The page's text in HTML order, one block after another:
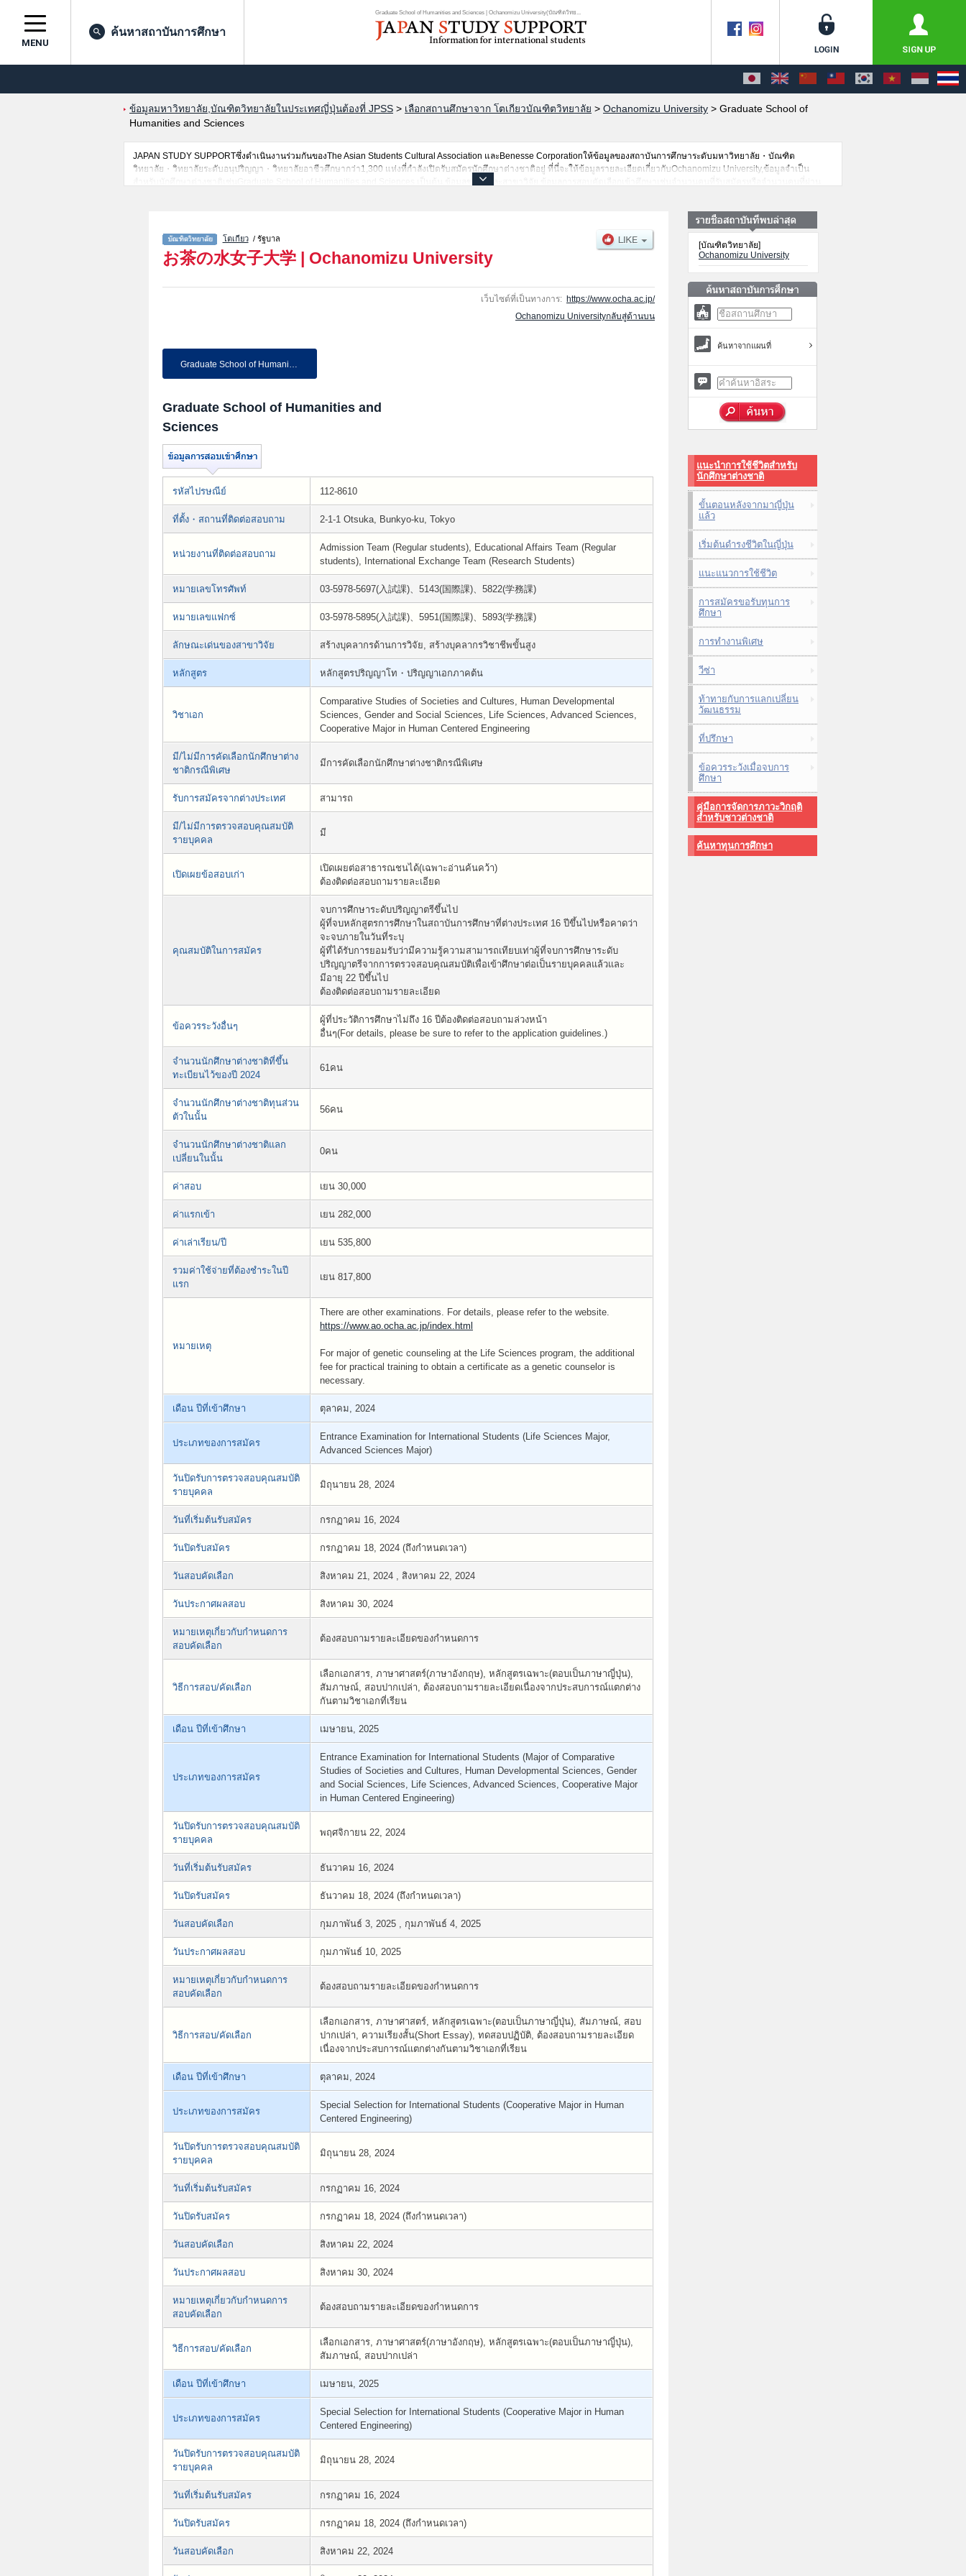
Graduate School of Humanities and Sciences | Ochanomizu University(บัณฑิตวิทย...
MENU
ค้นหาสถาบันการศึกษา
ข้อมูลมหาวิทยาลัย,บัณฑิตวิทยาลัยในประเทศญี่ปุ่นต้องที่ JPSS > เลือกสถานศึกษาจาก โตเกียวบัณฑิตวิทยาลัย > Ochanomizu University > Graduate School of
Humanities and Sciences
JAPAN STUDY SUPPORTซึ่งดำเนินงานร่วมกันของThe Asian Students Cultural Association และBenesse Corporationให้ข้อมูลของสถาบันการศึกษาระดับมหาวิทยาลัย・บัณฑิต
วิทยาลัย・วิทยาลัยระดับอนุปริญญา・วิทยาลัยอาชีวศึกษากว่า1,300 แห่งที่กำลังเปิดรับสมัครนักศึกษาต่างชาติอยู่ ที่นี่จะให้ข้อมูลรายละเอียดเกี่ยวกับOchanomizu University,ข้อมูลจำเป็น
สำหรับนักศึกษาต่างชาติเช่นGraduate School of Humanities and Sciences เป็นต้น,ข้อมูลของแต่ละสาขาวิจัย,ข้อมูลการสอบคัดเลือกเข้าศึกษาเช่นจำนวนคนที่รับสมัครหรือจำนวนคนที่ผ่าน
โตเกียว/ รัฐบาล
お茶の水女子大学 | Ochanomizu University
เว็บไซต์ที่เป็นทางการ: https://www.ocha.ac.jp/
Ochanomizu Universityกลับสู่ด้านบน
Graduate School of Humanities...
Graduate School of Humanities and
Sciences
รหัสไปรษณีย์ 112-8610
ที่ตั้ง・สถานที่ติดต่อสอบถาม 2-1-1 Otsuka, Bunkyo-ku, Tokyo
หน่วยงานที่ติดต่อสอบถาม
Admission Team (Regular students), Educational Affairs Team (Regular
students), International Exchange Team (Research Students)
หมายเลขโทรศัพท์ 03-5978-5697(入試課)、5143(国際課)、5822(学務課)
หมายเลขแฟกซ์ 03-5978-5895(入試課)、5951(国際課)、5893(学務課)
ลักษณะเด่นของสาขาวิจัย สร้างบุคลากรด้านการวิจัย, สร้างบุคลากรวิชาชีพขั้นสูง
หลักสูตร หลักสูตรปริญญาโท・ปริญญาเอกภาคต้น
วิชาเอก
Comparative Studies of Societies and Cultures, Human Developmental
Sciences, Gender and Social Sciences, Life Sciences, Advanced Sciences,
Cooperative Major in Human Centered Engineering
มี/ไม่มีการคัดเลือกนักศึกษาต่าง
ชาติกรณีพิเศษ
มีการคัดเลือกนักศึกษาต่างชาติกรณีพิเศษ
รับการสมัครจากต่างประเทศ สามารถ
มี/ไม่มีการตรวจสอบคุณสมบัติ
รายบุคคล
มี
เปิดเผยข้อสอบเก่า
เปิดเผยต่อสาธารณชนได้(เฉพาะอ่านค้นคว้า)
ต้องติดต่อสอบถามรายละเอียด
คุณสมบัติในการสมัคร
จบการศึกษาระดับปริญญาตรีขึ้นไป
ผู้ที่จบหลักสูตรการศึกษาในสถาบันการศึกษาที่ต่างประเทศ 16 ปีขึ้นไปหรือคาดว่า
จะจบภายในวันที่ระบุ
ผู้ที่ได้รับการยอมรับว่ามีความรู้ความสามารถเทียบเท่าผู้ที่จบการศึกษาระดับ
ปริญญาตรีจากการตรวจสอบคุณสมบัติเพื่อเข้าศึกษาต่อเป็นรายบุคคลแล้วและ
มีอายุ 22 ปีขึ้นไป
ต้องติดต่อสอบถามรายละเอียด
ข้อควรระวังอื่นๆ
ผู้ที่ประวัติการศึกษาไม่ถึง 16 ปีต้องติดต่อสอบถามล่วงหน้า
อื่นๆ(For details, please be sure to refer to the application guidelines.)
จำนวนนักศึกษาต่างชาติที่ขึ้น
ทะเบียนไว้ของปี 2024
61คน
จำนวนนักศึกษาต่างชาติทุนส่วน
ตัวในนั้น
56คน
จำนวนนักศึกษาต่างชาติแลก
เปลี่ยนในนั้น
0คน
ค่าสอบ เยน 30,000
ค่าแรกเข้า เยน 282,000
ค่าเล่าเรียน/ปี เยน 535,800
รวมค่าใช้จ่ายที่ต้องชำระในปี
แรก
เยน 817,800
หมายเหตุ
There are other examinations. For details, please refer to the website.
https://www.ao.ocha.ac.jp/index.html
For major of genetic counseling at the Life Sciences program, the additional
fee for practical training to obtain a certificate as a genetic counselor is
necessary.
เดือน ปีที่เข้าศึกษา ตุลาคม, 2024
ประเภทของการสมัคร
Entrance Examination for International Students (Life Sciences Major,
Advanced Sciences Major)
วันปิดรับการตรวจสอบคุณสมบัติ
รายบุคคล
มิถุนายน 28, 2024
วันที่เริ่มต้นรับสมัคร กรกฏาคม 16, 2024
วันปิดรับสมัคร กรกฏาคม 18, 2024 (ถึงกำหนดเวลา)
วันสอบคัดเลือก สิงหาคม 21, 2024 , สิงหาคม 22, 2024
วันประกาศผลสอบ สิงหาคม 30, 2024
หมายเหตุเกี่ยวกับกำหนดการ
สอบคัดเลือก
ต้องสอบถามรายละเอียดของกำหนดการ
วิธีการสอบ/คัดเลือก
เลือกเอกสาร, ภาษาศาสตร์(ภาษาอังกฤษ), หลักสูตรเฉพาะ(ตอบเป็นภาษาญี่ปุ่น),
สัมภาษณ์, สอบปากเปล่า, ต้องสอบถามรายละเอียดเนื่องจากประสบการณ์แตกต่าง
กันตามวิชาเอกที่เรียน
เดือน ปีที่เข้าศึกษา เมษายน, 2025
ประเภทของการสมัคร
Entrance Examination for International Students (Major of Comparative
Studies of Societies and Cultures, Human Developmental Sciences, Gender
and Social Sciences, Life Sciences, Advanced Sciences, Cooperative Major
in Human Centered Engineering)
วันปิดรับการตรวจสอบคุณสมบัติ
รายบุคคล
พฤศจิกายน 22, 2024
วันที่เริ่มต้นรับสมัคร ธันวาคม 16, 2024
วันปิดรับสมัคร ธันวาคม 18, 2024 (ถึงกำหนดเวลา)
วันสอบคัดเลือก กุมภาพันธ์ 3, 2025 , กุมภาพันธ์ 4, 2025
วันประกาศผลสอบ กุมภาพันธ์ 10, 2025
หมายเหตุเกี่ยวกับกำหนดการ
สอบคัดเลือก
ต้องสอบถามรายละเอียดของกำหนดการ
วิธีการสอบ/คัดเลือก
เลือกเอกสาร, ภาษาศาสตร์, หลักสูตรเฉพาะ(ตอบเป็นภาษาญี่ปุ่น), สัมภาษณ์, สอบ
ปากเปล่า, ความเรียงสั้น(Short Essay), ทดสอบปฏิบัติ, ต้องสอบถามรายละเอียด
เนื่องจากประสบการณ์แตกต่างกันตามวิชาเอกที่เรียน
เดือน ปีที่เข้าศึกษา ตุลาคม, 2024
ประเภทของการสมัคร
Special Selection for International Students (Cooperative Major in Human
Centered Engineering)
วันปิดรับการตรวจสอบคุณสมบัติ
รายบุคคล
มิถุนายน 28, 2024
วันที่เริ่มต้นรับสมัคร กรกฏาคม 16, 2024
วันปิดรับสมัคร กรกฏาคม 18, 2024 (ถึงกำหนดเวลา)
วันสอบคัดเลือก สิงหาคม 22, 2024
วันประกาศผลสอบ สิงหาคม 30, 2024
หมายเหตุเกี่ยวกับกำหนดการ
สอบคัดเลือก
ต้องสอบถามรายละเอียดของกำหนดการ
วิธีการสอบ/คัดเลือก
เลือกเอกสาร, ภาษาศาสตร์(ภาษาอังกฤษ), หลักสูตรเฉพาะ(ตอบเป็นภาษาญี่ปุ่น),
สัมภาษณ์, สอบปากเปล่า
เดือน ปีที่เข้าศึกษา เมษายน, 2025
ประเภทของการสมัคร
Special Selection for International Students (Cooperative Major in Human
Centered Engineering)
วันปิดรับการตรวจสอบคุณสมบัติ
รายบุคคล
มิถุนายน 28, 2024
วันที่เริ่มต้นรับสมัคร กรกฏาคม 16, 2024
วันปิดรับสมัคร กรกฏาคม 18, 2024 (ถึงกำหนดเวลา)
วันสอบคัดเลือก สิงหาคม 22, 2024
[บัณฑิตวิทยาลัย]
Ochanomizu University
ค้นหาจากแผนที่
แนะนำการใช้ชีวิตสำหรับ
นักศึกษาต่างชาติ
ขั้นตอนหลังจากมาญี่ปุ่น
แล้ว
เริ่มต้นดำรงชีวิตในญี่ปุ่น
แนะแนวการใช้ชีวิต
การสมัครขอรับทุนการ
ศึกษา
การทำงานพิเศษ
วีซ่า
ท้าทายกับการแลกเปลี่ยน
วัฒนธรรม
ที่ปรึกษา
ข้อควรระวังเมื่อจบการ
ศึกษา
คู่มือการจัดการภาวะวิกฤติ
สำหรับชาวต่างชาติ
ค้นหาทุนการศึกษา